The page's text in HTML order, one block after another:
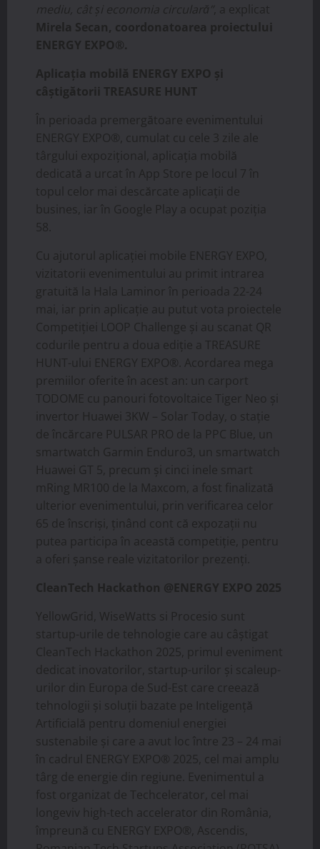
mediu, cât și economia circulară”, a explicat
Mirela Secan, coordonatoarea proiectului
ENERGY EXPO®.
Aplicația mobilă ENERGY EXPO și
câștigătorii TREASURE HUNT
În perioada premergătoare evenimentului
ENERGY EXPO®, cumulat cu cele 3 zile ale
târgului expozițional, aplicația mobilă
dedicată a urcat în App Store pe locul 7 în
topul celor mai descărcate aplicații de
busines, iar în Google Play a ocupat poziția
58.
Cu ajutorul aplicației mobile ENERGY EXPO,
vizitatorii evenimentului au primit intrarea
gratuită la Hala Laminor în perioada 22-24
mai, iar prin aplicație au putut vota proiectele
Competiției LOOP Challenge și au scanat QR
codurile pentru a doua ediție a TREASURE
HUNT-ului ENERGY EXPO®. Acordarea mega
premiilor oferite în acest an: un carport
TODOME cu panouri fotovoltaice Tiger Neo și
invertor Huawei 3KW – Solar Today, o stație
de încărcare PULSAR PRO de la PPC Blue, un
smartwatch Garmin Enduro3, un smartwatch
Huawei GT 5, precum și cinci inele smart
mRing MR100 de la Maxcom, a fost finalizată
ulterior evenimentului, prin verificarea celor
65 de înscriși, ținând cont că expozații nu
putea participa în această competiție, pentru
a oferi șanse reale vizitatorilor prezenți.
CleanTech Hackathon @ENERGY EXPO 2025
YellowGrid, WiseWatts si Procesio sunt
startup-urile de tehnologie care au câștigat
CleanTech Hackathon 2025, primul eveniment
dedicat inovatorilor, startup-urilor și scaleup-
urilor din Europa de Sud-Est care creează
tehnologii și soluții bazate pe Inteligență
Artificială pentru domeniul energiei
sustenabile și care a avut loc între 23 – 24 mai
în cadrul ENERGY EXPO® 2025, cel mai amplu
târg de energie din regiune. Evenimentul a
fost organizat de Techcelerator, cel mai
longeviv high-tech accelerator din România,
împreună cu ENERGY EXPO®, Ascendis,